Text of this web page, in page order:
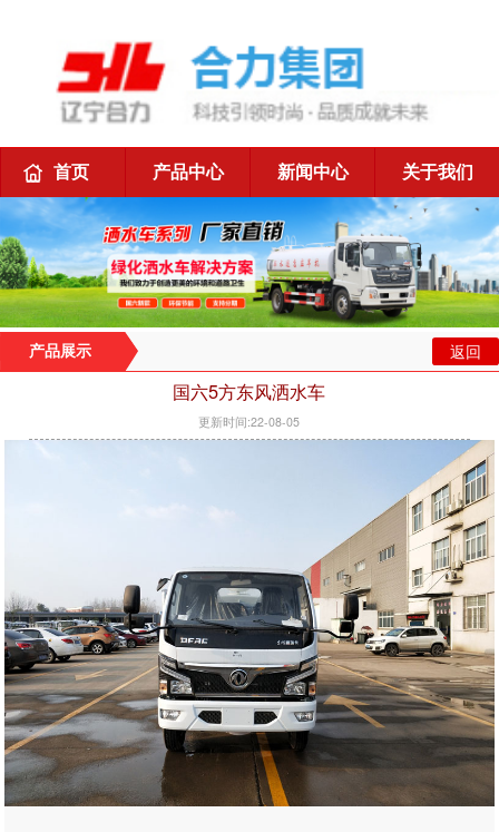
首页 产品中心 新闻中心 关于我们
产品展示 返回
国六5方东风洒水车
更新时间:22-08-05